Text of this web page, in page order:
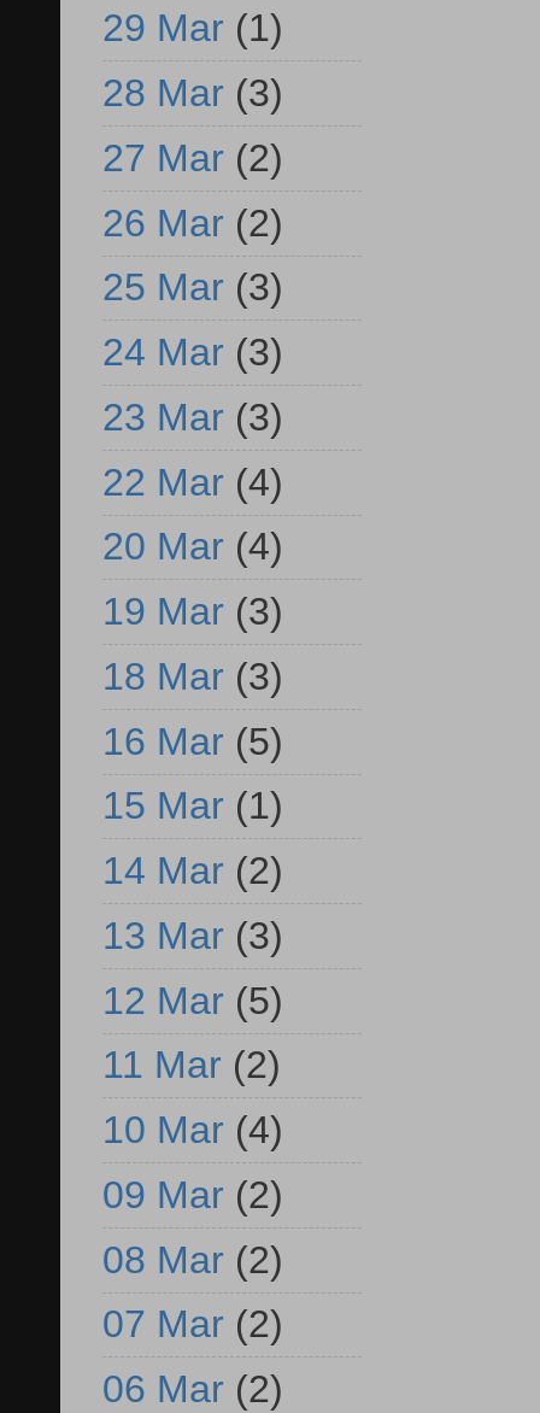
29 Mar (1)
28 Mar (3)
27 Mar (2)
26 Mar (2)
25 Mar (3)
24 Mar (3)
23 Mar (3)
22 Mar (4)
20 Mar (4)
19 Mar (3)
18 Mar (3)
16 Mar (5)
15 Mar (1)
14 Mar (2)
13 Mar (3)
12 Mar (5)
11 Mar (2)
10 Mar (4)
09 Mar (2)
08 Mar (2)
07 Mar (2)
06 Mar (2)